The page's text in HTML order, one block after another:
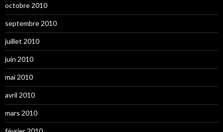
octobre 2010
septembre 2010
juillet 2010
juin 2010
mai 2010
avril 2010
mars 2010